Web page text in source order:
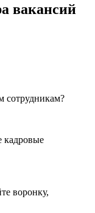
вакансий
сотрудникам?
кадровые
воронку,